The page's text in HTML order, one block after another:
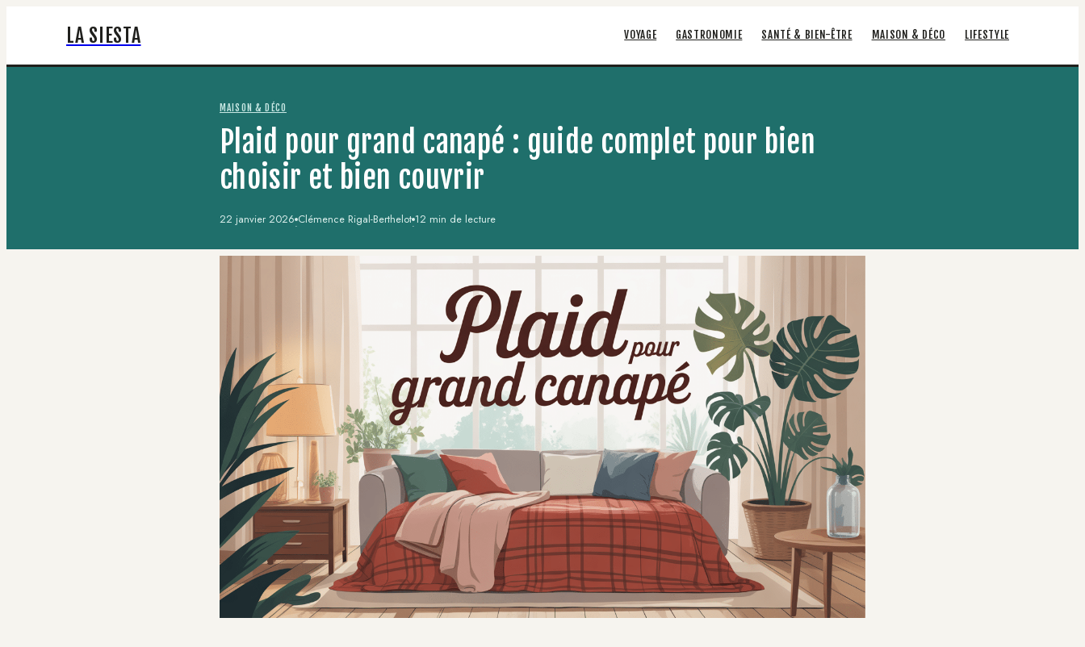
LA SIESTA VOYAGE GASTRONOMIE SANTÉ & BIEN-ÊTRE MAISON & DÉCO LIFESTYLE
MAISON & DÉCO
Plaid pour grand canapé : guide complet pour bien
choisir et bien couvrir
22 janvier 2026·Clémence Rigal-Berthelot·12 min de lecture